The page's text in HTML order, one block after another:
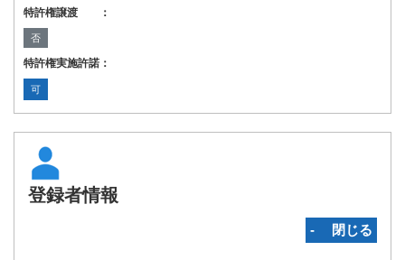
特許権譲渡 ：
否
特許権実施許諾：
可
登録者情報
‐ 閉じる